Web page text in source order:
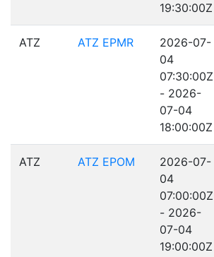
19:30:00Z
ATZ ATZ EPMR
2026-07-
04
07:30:00Z
- 2026-
07-04
18:00:00Z
ATZ ATZ EPOM
2026-07-
04
07:00:00Z
- 2026-
07-04
19:00:00Z